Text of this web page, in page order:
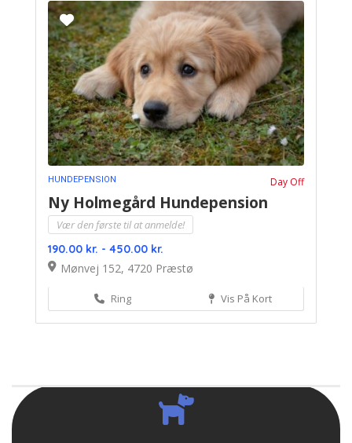
HUNDEPENSION Day Off
Ny Holmegård Hundepension
Vær den første til at anmelde!
190.00 kr. - 450.00 kr.
Mønvej 152, 4720 Præstø
Ring Vis På Kort